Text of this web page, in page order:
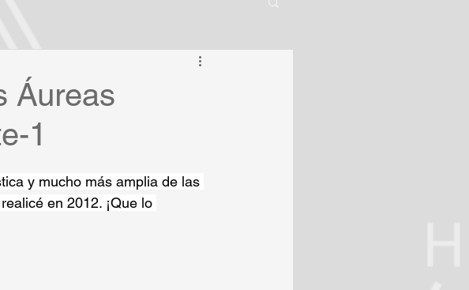
Áureas
1
y mucho más amplia de las
en 2012. ¡Que lo